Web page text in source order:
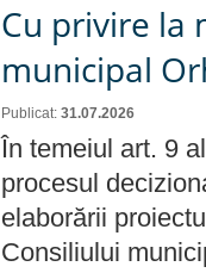
Cu privire la
municipal
Publicat: 31.07.2026
În temeiul art. 9
procesul
elaborării
Consiliului